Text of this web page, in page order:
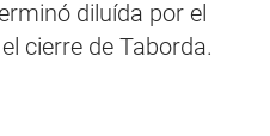
diluída por el
cierre de Taborda.